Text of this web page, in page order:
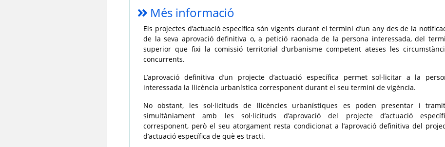
Més informació
Els projectes d’actuació específica són vigents durant el termini d’un any des de la
de la seva aprovació definitiva o, a petició raonada de la persona interessada, del
superior que fixi la comissió territorial d’urbanisme competent ateses les
concurrents.
L’aprovació definitiva d’un projecte d’actuació específica permet sol·licitar a la
interessada la llicència urbanística corresponent durant el seu termini de vigència.
No obstant, les sol·licituds de llicències urbanístiques es poden presentar i
simultàniament amb les sol·licituds d’aprovació del projecte d’actuació
corresponent, però el seu atorgament resta condicionat a l’aprovació definitiva del
d’actuació específica de què es tracti.